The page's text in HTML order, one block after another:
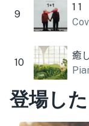
9
1 1
10
登場し